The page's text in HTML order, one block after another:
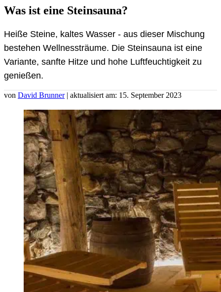
Was ist eine Steinsauna?
Heiße Steine, kaltes Wasser - aus dieser Mischung
bestehen Wellnessträume. Die Steinsauna ist eine
Variante, sanfte Hitze und hohe Luftfeuchtigkeit zu
genießen.
von David Brunner | aktualisiert am: 15. September 2023